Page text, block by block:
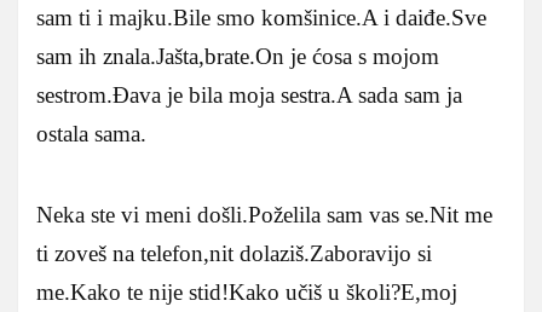
sam ti i majku.Bile smo komšinice.A i daiđe.Sve
sam ih znala.Jašta,brate.On je ćosa s mojom
sestrom.Đava je bila moja sestra.A sada sam ja
ostala sama.
Neka ste vi meni došli.Poželila sam vas se.Nit me
ti zoveš na telefon,nit dolaziš.Zaboravijo si
me.Kako te nije stid!Kako učiš u školi?E,moj